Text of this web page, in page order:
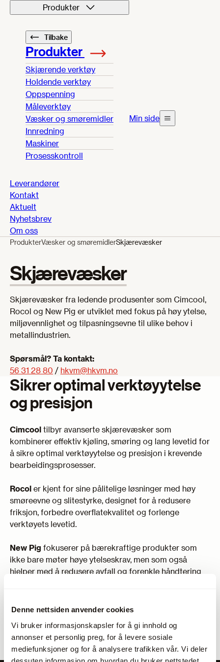
Denne nettsiden anvender cookies
Vi bruker informasjonskapsler for å gi innhold og
annonser et personlig preg, for å levere sosiale
mediefunksjoner og for å analysere trafikken vår. Vi deler
Produkter
Tilbake
Produkter
Skjærende verktøy
Holdende verktøy
Oppspenning
Måleverktøy
Væsker og smøremidler
Innredning
Maskiner
Prosesskontroll
Leverandører
Kontakt
Aktuelt
Nyhetsbrev
Om oss
Min side
ProdukterVæsker og smøremidlerSkjærevæsker
Skjærevæsker
Skjærevæsker fra ledende produsenter som Cimcool,
Rocol og New Pig er utviklet med fokus på høy ytelse,
miljøvennlighet og tilpasningsevne til ulike behov i
metallindustrien.
Spørsmål? Ta kontakt:
56 31 28 80 / hkvm@hkvm.no
Sikrer optimal verktøyytelse
og presisjon
Cimcool tilbyr avanserte skjærevæsker som
kombinerer effektiv kjøling, smøring og lang levetid for
å sikre optimal verktøyytelse og presisjon i krevende
bearbeidingsprosesser.
Rocol er kjent for sine pålitelige løsninger med høy
smøreevne og slitestyrke, designet for å redusere
friksjon, forbedre overflatekvalitet og forlenge
verktøyets levetid.
New Pig fokuserer på bærekraftige produkter som
ikke bare møter høye ytelseskrav, men som også
hjelper med å redusere avfall og forenkle håndtering
Med et bredt spekter av produkter fra disse
passer for alt fra høyhastighetsmaskinering til
spesialiserte applikasjoner, og som gir
kostnadseffektive og pålitelige resultater.